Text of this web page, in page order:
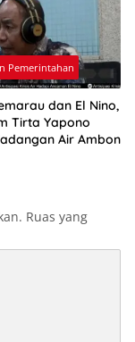
Pemerintahan
dan El Nino,
Tirta Yapono
Air Ambon
Ruas yang